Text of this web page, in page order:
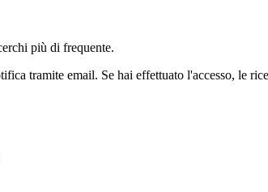
più di frequente.
tramite email. Se hai effettuato l'accesso, le